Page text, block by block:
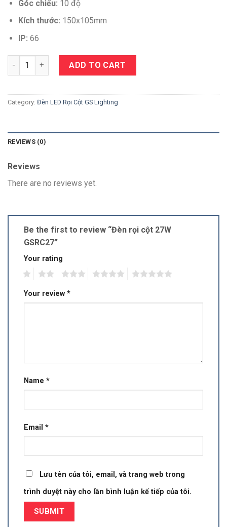
Góc chiếu: 10 độ
Kích thước: 150x105mm
IP: 66
Quantity ADD TO CART
Category: Đèn LED Rọi Cột GS Lighting
REVIEWS (0)
Reviews
There are no reviews yet.
Be the first to review “Đèn rọi cột 27W
GSRC27”
Your rating
Your review *
Name *
Email *
Lưu tên của tôi, email, và trang web trong
trình duyệt này cho lần bình luận kế tiếp của tôi.